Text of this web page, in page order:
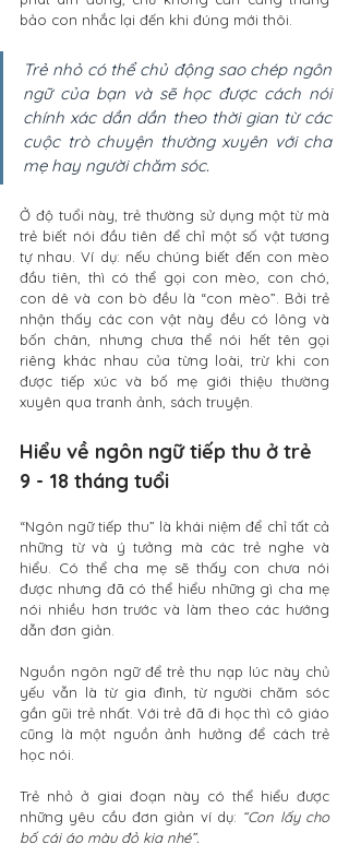
bảo con nhắc lại đến khi đúng mới thôi.
Trẻ nhỏ có thể chủ động sao chép ngôn
ngữ của bạn và sẽ học được cách nói
chính xác dần dần theo thời gian từ các
cuộc trò chuyện thường xuyên với cha
mẹ hay người chăm sóc.
Ở độ tuổi này, trẻ thường sử dụng một từ mà
trẻ biết nói đầu tiên để chỉ một số vật tương
tự nhau. Ví dụ: nếu chúng biết đến con mèo
đầu tiên, thì có thể gọi con mèo, con chó,
con dê và con bò đều là “con mèo”. Bởi trẻ
nhận thấy các con vật này đều có lông và
bốn chân, nhưng chưa thể nói hết tên gọi
riêng khác nhau của từng loài, trừ khi con
được tiếp xúc và bố mẹ giới thiệu thường
xuyên qua tranh ảnh, sách truyện.
Hiểu về ngôn ngữ tiếp thu ở trẻ
9 - 18 tháng tuổi
“Ngôn ngữ tiếp thu” là khái niệm để chỉ tất cả
những từ và ý tưởng mà các trẻ nghe và
hiểu. Có thể cha mẹ sẽ thấy con chưa nói
được nhưng đã có thể hiểu những gì cha mẹ
nói nhiều hơn trước và làm theo các hướng
dẫn đơn giản.
Nguồn ngôn ngữ để trẻ thu nạp lúc này chủ
yếu vẫn là từ gia đình, từ người chăm sóc
gần gũi trẻ nhất. Với trẻ đã đi học thì cô giáo
cũng là một nguồn ảnh hưởng để cách trẻ
học nói.
Trẻ nhỏ ở giai đoạn này có thể hiểu được
những yêu cầu đơn giản ví dụ: “Con lấy cho
bố cái áo màu đỏ kia nhé”.